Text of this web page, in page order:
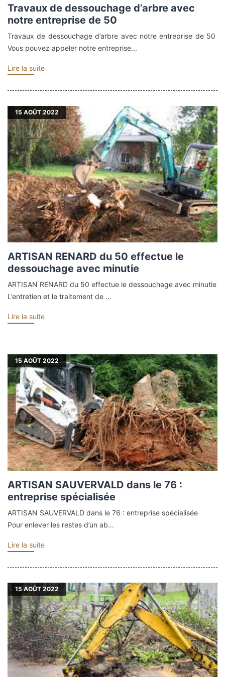
Travaux de dessouchage d’arbre avec
notre entreprise de 50
Travaux de dessouchage d’arbre avec notre entreprise de 50
Vous pouvez appeler notre entreprise...
Lire la suite
15 AOÛT 2022
ARTISAN RENARD du 50 effectue le
dessouchage avec minutie
ARTISAN RENARD du 50 effectue le dessouchage avec minutie
L’entretien et le traitement de ...
Lire la suite
15 AOÛT 2022
ARTISAN SAUVERVALD dans le 76 :
entreprise spécialisée
ARTISAN SAUVERVALD dans le 76 : entreprise spécialisée
Pour enlever les restes d’un ab...
Lire la suite
15 AOÛT 2022